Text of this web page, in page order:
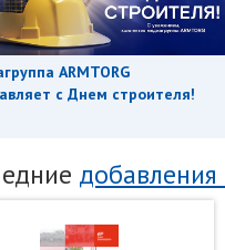
ARMTORG
с Днем строителя!